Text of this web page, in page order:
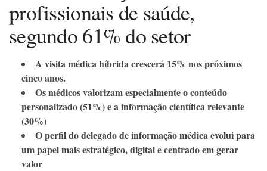
profissionais de saúde,
segundo 61% do setor
A visita médica híbrida crescerá 15% nos próximos
cinco anos.
Os médicos valorizam especialmente o conteúdo
personalizado (51%) e a informação científica relevante
(30%)
O perfil do delegado de informação médica evolui para
um papel mais estratégico, digital e centrado em gerar
valor